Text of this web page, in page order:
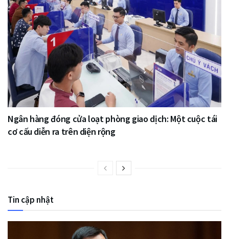
Ngân hàng đóng cửa loạt phòng giao dịch: Một cuộc tái
cơ cấu diễn ra trên diện rộng
Tin cập nhật